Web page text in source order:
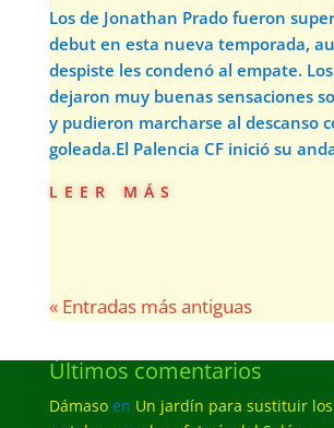
Los de Jonathan Prado fueron
debut en esta nueva temporada,
despiste les condenó al empate.
dejaron muy buenas sensaciones
y pudieron marcharse al descanso
goleada.El Palencia CF inició su
leer más
« Entradas más antiguas
Últimos comentarios
Dámasoen Un jardín para sustituir